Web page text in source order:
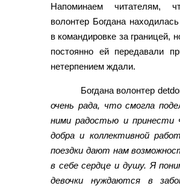
Напоминаем читателям,
волонтер Богдана
в командировке за границей,
постоянно ей передавали
нетерпением ждали.
Богдана волонтер
очень рада, что смогла
ними радостью и принести
добра и коллективной
поездки дают нам
в себе сердце и душу. Я
девочки нуждаются в